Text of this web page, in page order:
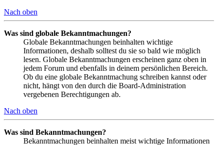
Nach oben
Was sind globale Bekanntmachungen?
Globale Bekanntmachungen beinhalten wichtige
Informationen, deshalb solltest du sie so bald wie möglich
lesen. Globale Bekanntmachungen erscheinen ganz oben in
jedem Forum und ebenfalls in deinem persönlichen Bereich.
Ob du eine globale Bekanntmachung schreiben kannst oder
nicht, hängt von den durch die Board-Administration
vergebenen Berechtigungen ab.
Nach oben
Was sind Bekanntmachungen?
Bekanntmachungen beinhalten meist wichtige Informationen